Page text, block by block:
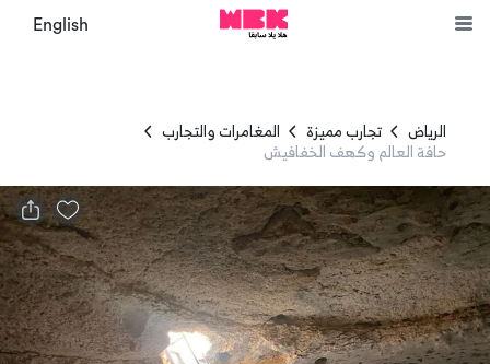
English
الرياض تجارب مميزة المغامرات والتجارب
حافة العالم وكهف الخفافيش